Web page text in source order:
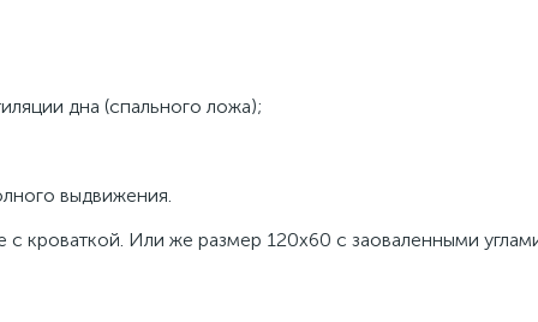
дна (спального ложа);
выдвижения.
кроваткой. Или же размер 120х60 с заоваленными